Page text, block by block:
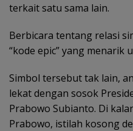
terkait satu sama lain.
Berbicara tentang relasi
“kode epic” yang menarik
Simbol tersebut tak lain,
lekat dengan sosok
Prabowo Subianto. Di
Prabowo, istilah kosong